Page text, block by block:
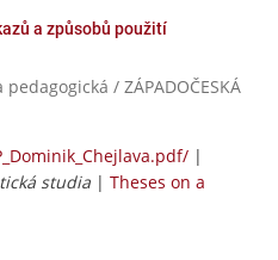
a způsobů použití
/ ZÁPADOČESKÁ
|
studia | Theses on a